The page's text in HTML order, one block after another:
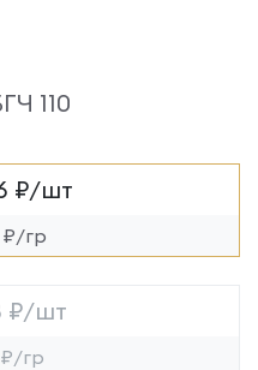
110
₽/шт
гр
₽/шт
гр